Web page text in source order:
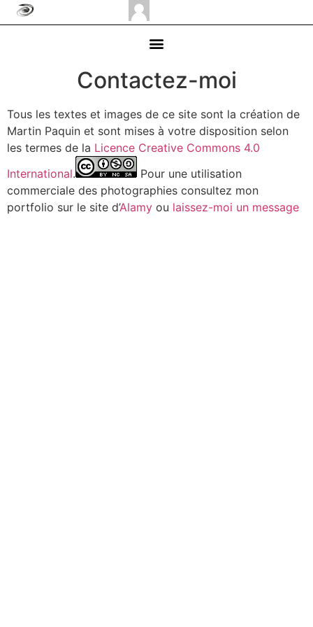
Contactez-moi
Tous les textes et images de ce site sont la création de
Martin Paquin et sont mises à votre disposition selon
les termes de la Licence Creative Commons 4.0
International.
Pour une utilisation
commerciale des photographies consultez mon
portfolio sur le site d’Alamy ou laissez-moi un message